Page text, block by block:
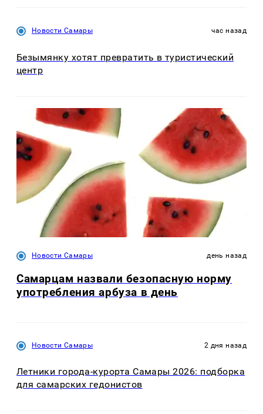
Новости Самары час назад
Безымянку хотят превратить в туристический
центр
Новости Самары день назад
Самарцам назвали безопасную норму
употребления арбуза в день
Новости Самары 2 дня назад
Летники города-курорта Самары 2026: подборка
для самарских гедонистов